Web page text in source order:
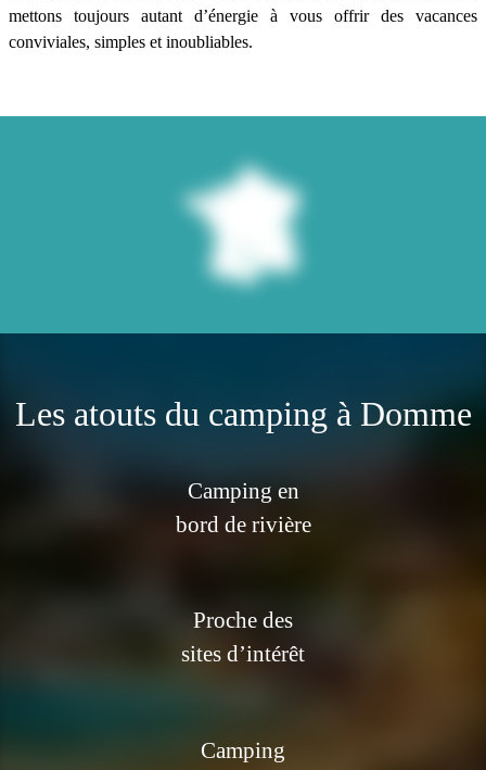
mettons toujours autant d’énergie à vous offrir des vacances
conviviales, simples et inoubliables.
Les atouts du camping à Domme
Camping en
bord de rivière
Proche des
sites d’intérêt
Camping